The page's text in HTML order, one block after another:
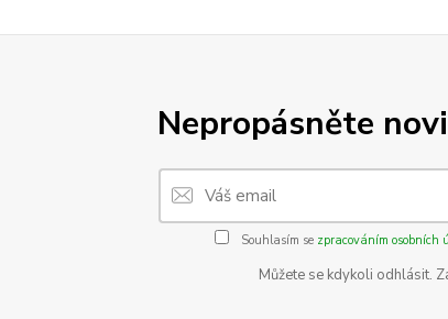
Nepropásněte
Souhlasím se zpracováním osobních
Můžete se kdykoli odhlásit.